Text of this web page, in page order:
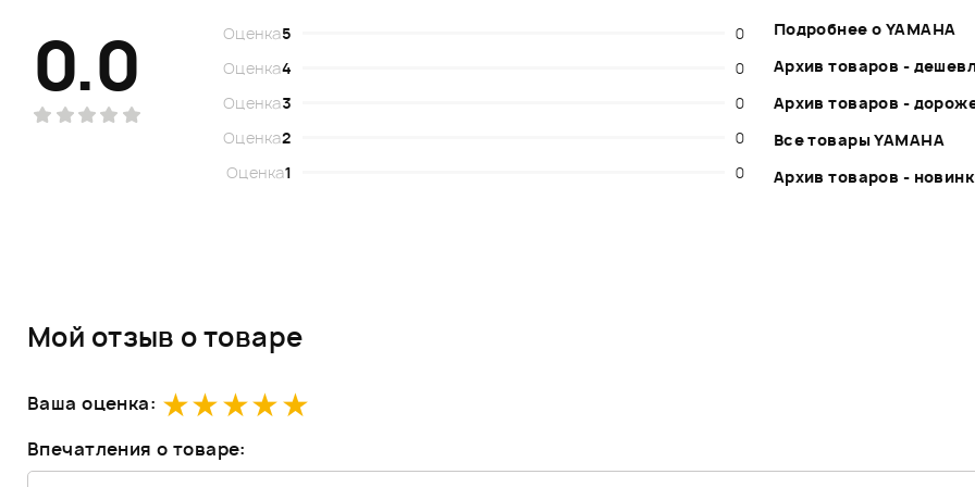
0.0 Оценка5
0
Оценка4
0
Оценка3
0
Оценка2
0
Оценка1 0
Подробнее о YAMAHA
Архив товаров -
Архив товаров -
Все товары YAMAHA
Архив товаров -
Мой отзыв о товаре
Ваша оценка:
Впечатления о товаре: